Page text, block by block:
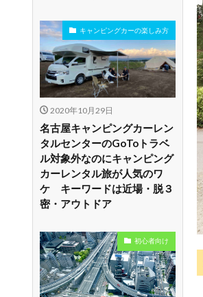
キャンピングカーの楽しみ方
2020年10月29日
名古屋キャンピングカーレン
タルセンターのGoToトラベ
ル対象外なのにキャンピング
カーレンタル旅が人気のワ
ケ キーワードは近場・脱３
密・アウトドア
初心者向け